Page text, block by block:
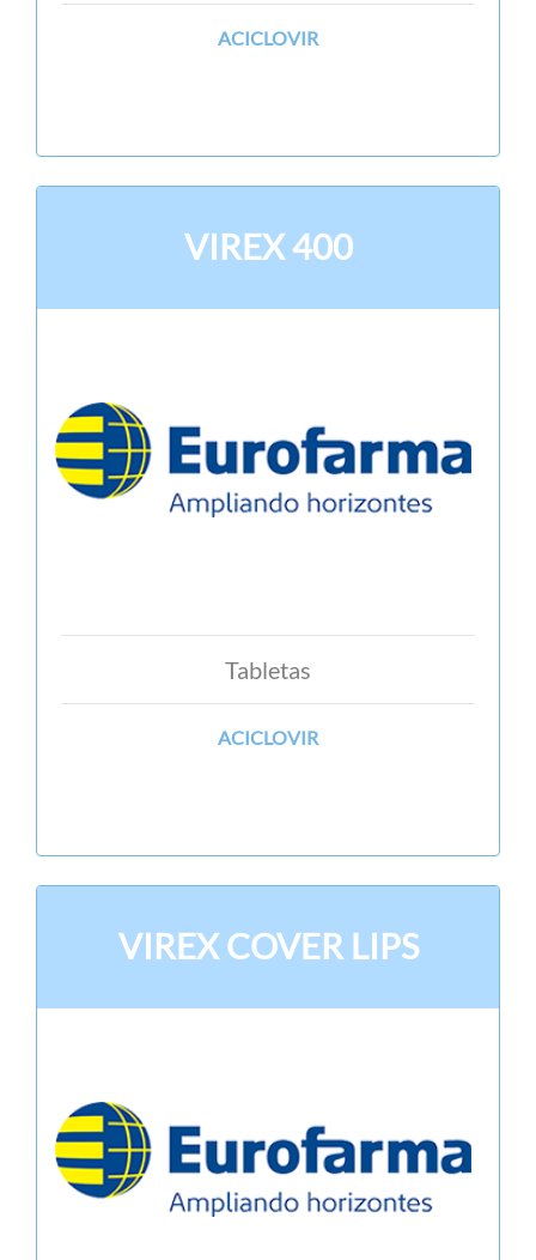
ACICLOVIR
VIREX 400
Tabletas
ACICLOVIR
VIREX COVER LIPS